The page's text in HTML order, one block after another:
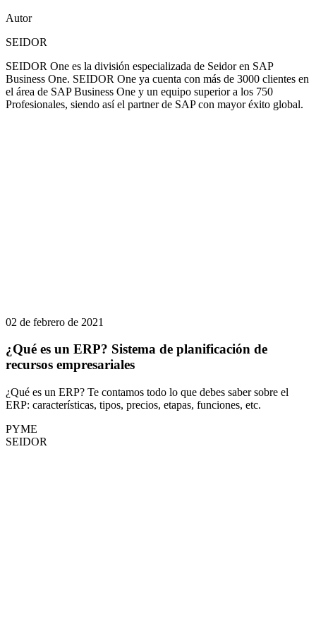
Autor
SEIDOR
SEIDOR One es la división especializada de Seidor en SAP
Business One. SEIDOR One ya cuenta con más de 3000 clientes en
el área de SAP Business One y un equipo superior a los 750
Profesionales, siendo así el partner de SAP con mayor éxito global.
02 de febrero de 2021
¿Qué es un ERP? Sistema de planificación de
recursos empresariales
¿Qué es un ERP? Te contamos todo lo que debes saber sobre el
ERP: características, tipos, precios, etapas, funciones, etc.
PYME
SEIDOR